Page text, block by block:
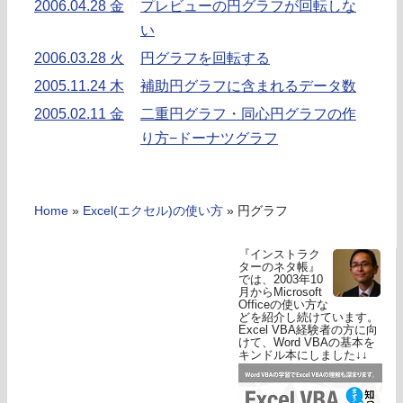
2006.04.28 金
プレビューの円グラフが回転しな
い
2006.03.28 火
円グラフを回転する
2005.11.24 木
補助円グラフに含まれるデータ数
2005.02.11 金
二重円グラフ・同心円グラフの作
り方−ドーナツグラフ
Home » Excel(エクセル)の使い方 » 円グラフ
『インストラク
ターのネタ帳』
では、2003年10
月からMicrosoft
Officeの使い方な
どを紹介し続けています。
Excel VBA経験者の方に向
けて、Word VBAの基本を
キンドル本にしました↓↓